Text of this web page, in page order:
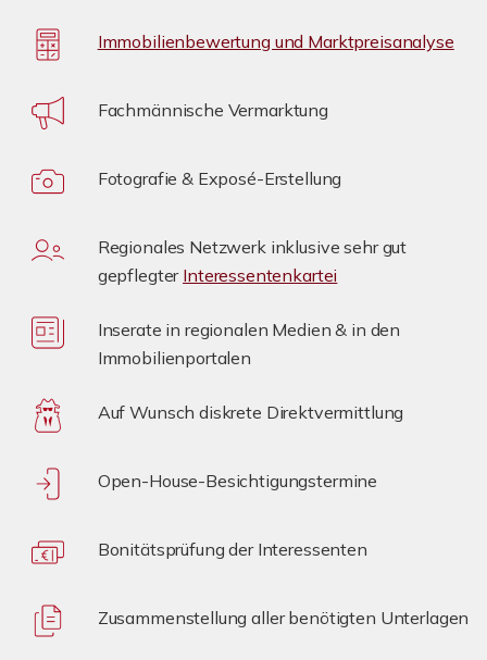
Immobilienbewertung und Marktpreisanalyse
Fachmännische Vermarktung
Fotografie & Exposé-Erstellung
Regionales Netzwerk inklusive sehr gut
gepflegter Interessentenkartei
Inserate in regionalen Medien & in den
Immobilienportalen
Auf Wunsch diskrete Direktvermittlung
Open-House-Besichtigungstermine
Bonitätsprüfung der Interessenten
Zusammenstellung aller benötigten Unterlagen